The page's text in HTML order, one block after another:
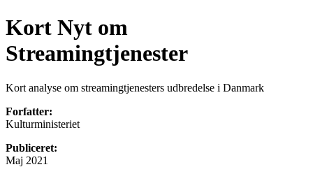
Kort Nyt om
Streamingtjenester
Kort analyse om streamingtjenesters udbredelse i Danmark
Forfatter:
Kulturministeriet
Publiceret:
Maj 2021